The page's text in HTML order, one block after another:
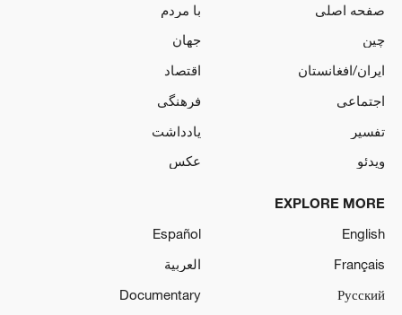
صفحه اصلی
با مردم
چین
جهان
ایران/افغانستان
اقتصاد
اجتماعی
فرهنگی
تفسیر
یادداشت
ویدئو
عکس
EXPLORE MORE
English
Español
Français
العربية
Русский
Documentary